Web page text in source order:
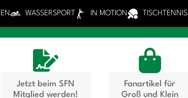
WASSERSPORT IN MOTION TISCHTENNIS
Jetzt beim SFN
Mitglied werden!
Fanartikel für
Groß und Klein